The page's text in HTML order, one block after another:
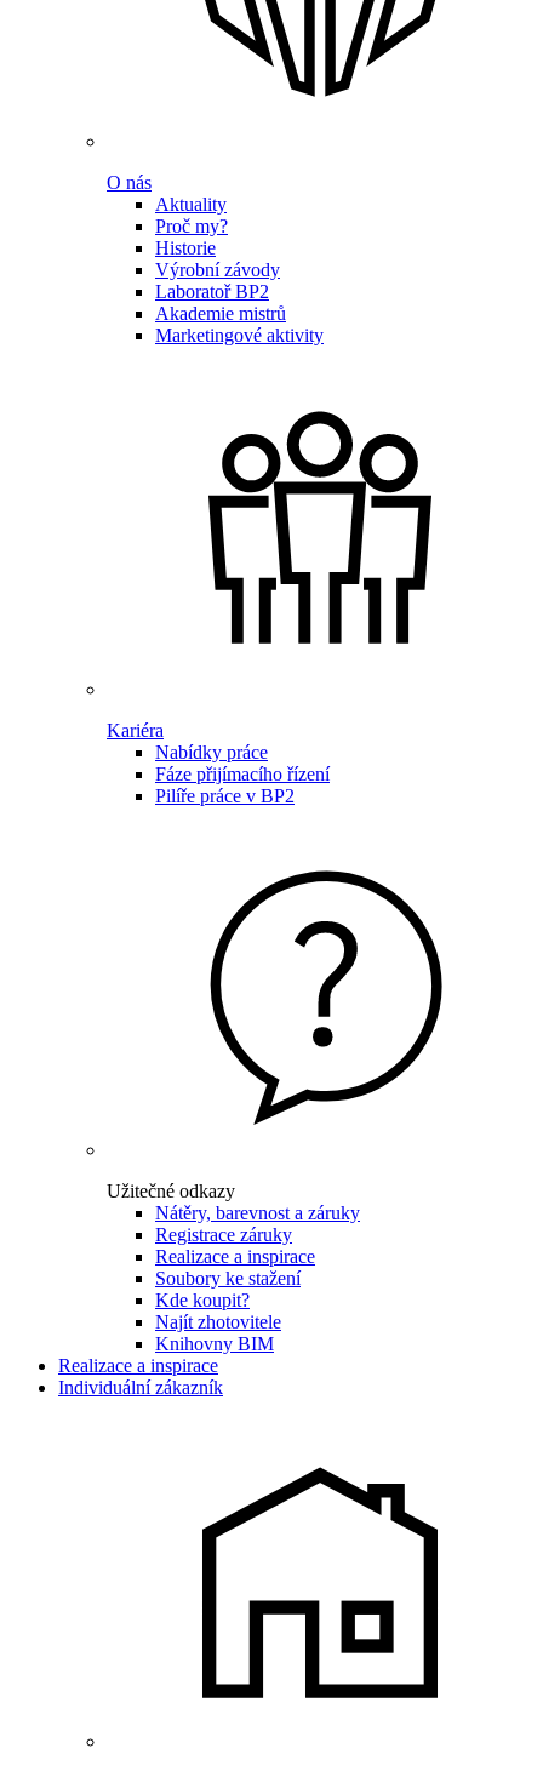
O nás
Aktuality
Proč my?
Historie
Výrobní závody
Laboratoř BP2
Akademie mistrů
Marketingové aktivity
Kariéra
Nabídky práce
Fáze přijímacího řízení
Pilíře práce v BP2
Užitečné odkazy
Nátěry, barevnost a záruky
Registrace záruky
Realizace a inspirace
Soubory ke stažení
Kde koupit?
Najít zhotovitele
Knihovny BIM
Realizace a inspirace
Individuální zákazník